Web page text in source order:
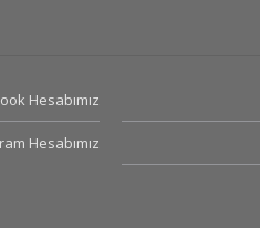
Hesabımız
Hesabımız